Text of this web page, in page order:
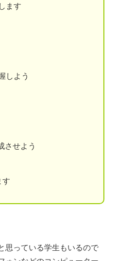
ます
しよう
させよう
す
思っている学生もいるので